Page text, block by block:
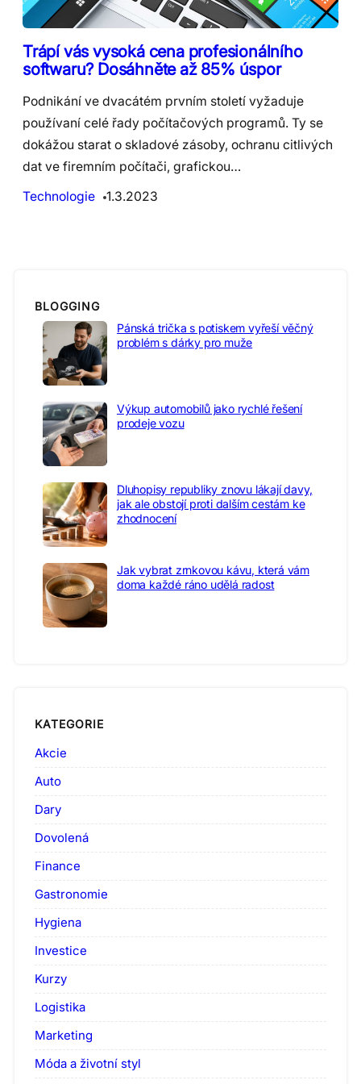
Trápí vás vysoká cena profesionálního
softwaru? Dosáhněte až 85% úspor
Podnikání ve dvacátém prvním století vyžaduje
používaní celé řady počítačových programů. Ty se
dokážou starat o skladové zásoby, ochranu citlivých
dat ve firemním počítači, grafickou…
Technologie
1.3.2023
BLOGGING
Pánská trička s potiskem vyřeší věčný
problém s dárky pro muže
Výkup automobilů jako rychlé řešení
prodeje vozu
Dluhopisy republiky znovu lákají davy,
jak ale obstojí proti dalším cestám ke
zhodnocení
Jak vybrat zrnkovou kávu, která vám
doma každé ráno udělá radost
KATEGORIE
Akcie
Auto
Dary
Dovolená
Finance
Gastronomie
Hygiena
Investice
Kurzy
Logistika
Marketing
Móda a životní styl